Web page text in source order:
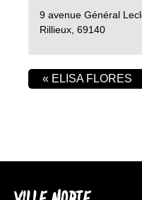
9 avenue Général
Rillieux, 69140
« ELISA FLORES